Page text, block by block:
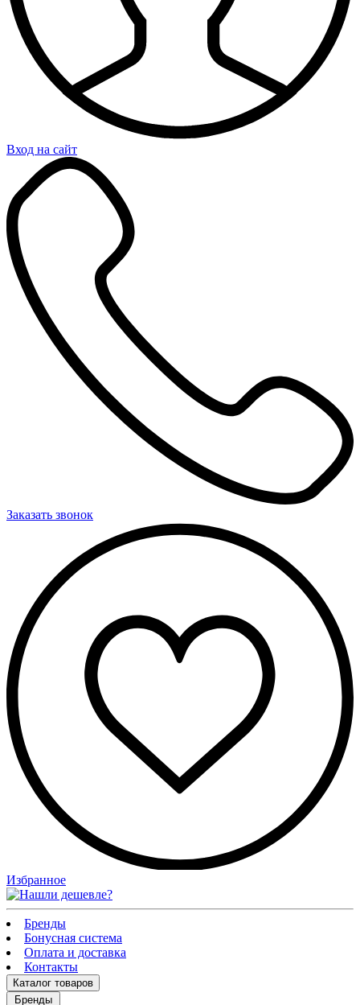
Вход на сайт
Заказать звонок
Избранное
Бренды
Бонусная система
Оплата и доставка
Контакты
Каталог товаров
Бренды